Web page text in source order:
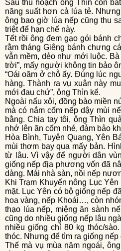
Sau thu hoạch ông Thìn còn bất ngờ hơn khi phơi khô quạt sạch được chẵn 2 tạ lúa nếp, nghĩa là
năng suất hơn cả lúa tẻ.
ông bao giờ lúa nếp cũng thu
triệt để hạn chế này.
Tết rồi ông đem gạo gói bánh chưng. Vùng núi cao rét thấu xương, trâu bò còn đổ ngã, thế mà đến
rằm tháng Giêng bánh chưng
vẫn mềm, dẻo như mới luộc.
trời”, mấy người không tin bảo
“Oái oăm ở chỗ ấy. Đúng lúc người ta cần mua giống thì gọi cho Cty giống Hải Dương họ lại kêu hết
hàng. Thành ra vụ xuân này
mới đau chứ”, ông Thìn kể.
Ngoài nấu xôi, đồng bào miền núi còn có tập quán làm cốm. Giữa cái rét hanh khô hây hẩy đầu đông
mà có nắm cốm nếp dậy mùi
bằng. Chia tay tôi, ông Thìn
nhớ lên ăn cốm nhé, đảm bảo
Hòa Bình, Tuyên Quang, Yên Bái… là quê hương của nếp nương, hạt to tròn như hạt ngọc, nấu xôi
mùi thơm bay qua mấy bản.
từ lâu. Vì vậy để người dân
giống nếp địa phương vốn đã
dàng. Mái nhà sàn, nồi nếp
Khi Trạm Khuyến nông Lục Yên (Yên Bái) đưa nếp DT22 vào địa phương thì không ít người ngoảnh
mặt. Lục Yên có bộ giống nếp
hoa vàng, nếp Khoái…, còn
thạo lúa nếp, miệng ăn sành
cũng do nhiều giống nếp lâu
nhiều giống chỉ 80 kg thóc/
thóc. Nhưng để tìm ra giống
Thế mà vụ mùa năm ngoái, ông Trưởng trạm KN Lục Yên Hoàng Văn Thon cả gan dám vác DT22